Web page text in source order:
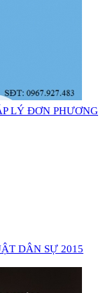
LÝ ĐƠN PHƯƠNG
DÂN SỰ 2015